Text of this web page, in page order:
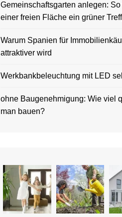
Gemeinschaftsgarten anlegen:
einer freien Fläche ein grüner
Warum Spanien für
attraktiver wird
Werkbankbeleuchtung mit LED
ohne Baugenehmigung: Wie viel
man bauen?